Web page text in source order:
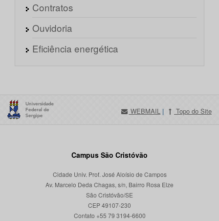
Contratos
Ouvidoria
Eficiência energética
WEBMAIL | Topo do Site
Campus São Cristóvão
Cidade Univ. Prof. José Aloísio de Campos
Av. Marcelo Deda Chagas, s/n, Bairro Rosa Elze
São Cristóvão/SE
CEP 49107-230